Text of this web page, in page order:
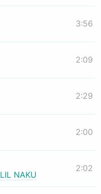
3:56
2:09
2:29
2:00
LIL NAKU
2:02